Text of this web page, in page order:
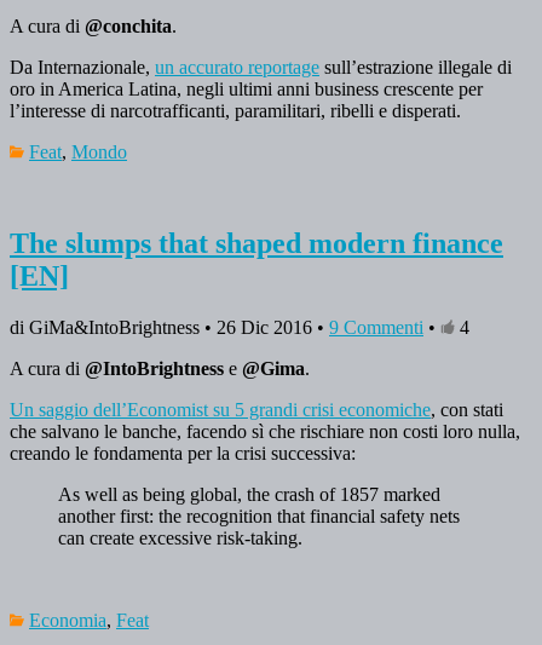
A cura di @conchita.
Da Internazionale, un accurato reportage sull’estrazione illegale di
oro in America Latina, negli ultimi anni business crescente per
l’interesse di narcotrafficanti, paramilitari, ribelli e disperati.
Feat, Mondo
The slumps that shaped modern finance
[EN]
di GiMa&IntoBrightness • 26 Dic 2016 • 9 Commenti •
4
A cura di @IntoBrightness e @Gima.
Un saggio dell’Economist su 5 grandi crisi economiche, con stati
che salvano le banche, facendo sì che rischiare non costi loro nulla,
creando le fondamenta per la crisi successiva:
As well as being global, the crash of 1857 marked
another first: the recognition that financial safety nets
can create excessive risk-taking.
Economia, Feat